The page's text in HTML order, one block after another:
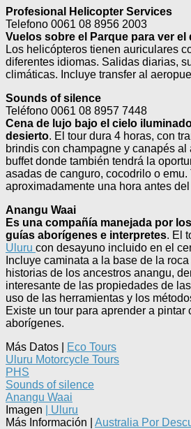
Profesional Helicopter Services
Telefono 0061 08 8956 2003
Vuelos sobre el Parque para ver el
Los helicópteros tienen auriculares
diferentes idiomas. Salidas diarias,
climáticas. Incluye transfer al
Sounds of silence
Teléfono 0061 08 8957 7448
Cena de lujo bajo el cielo
desierto. El tour dura 4 horas, con
brindis con champagne y canapés al
buffet donde también tendrá la
asadas de canguro, cocodrilo o emu.
aproximadamente una hora antes del
Anangu Waai
Es una compañía manejada por
guías aborígenes e interpretes. El
Uluru con desayuno incluido en el
Incluye caminata a la base de la
historias de los ancestros anangu,
interesante de las propiedades de
uso de las herramientas y los
Existe un tour para aprender a pintar
aborígenes.
Más Datos |
Eco Tours
Uluru Motorcycle Tours
PHS
Sounds of silence
Anangu Waai
Imagen
| Uluru
Más Información | Australia Por